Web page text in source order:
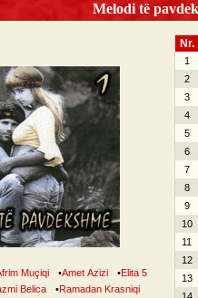
Melodi të
Muçiqi •Amet Azizi •Elita 5
Belica •Ramadan Krasniqi
Nr.
1
2
3
4
5
6
7
8
9
10
11
12
13